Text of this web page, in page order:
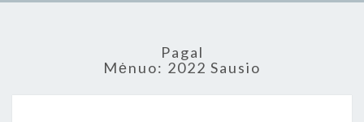
Pagal
Mėnuo: 2022 Sausio